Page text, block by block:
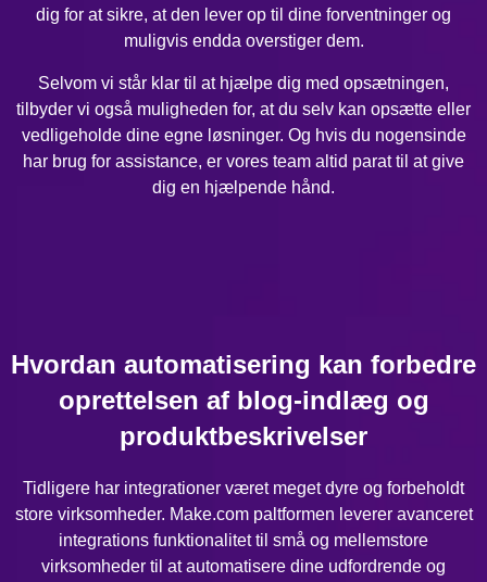
dig for at sikre, at den lever op til dine forventninger og
muligvis endda overstiger dem.
Selvom vi står klar til at hjælpe dig med opsætningen,
tilbyder vi også muligheden for, at du selv kan opsætte eller
vedligeholde dine egne løsninger. Og hvis du nogensinde
har brug for assistance, er vores team altid parat til at give
dig en hjælpende hånd.
Hvordan automatisering kan forbedre
oprettelsen af blog-indlæg og
produktbeskrivelser
Tidligere har integrationer været meget dyre og forbeholdt
store virksomheder. Make.com paltformen leverer avanceret
integrations funktionalitet til små og mellemstore
virksomheder til at automatisere dine udfordrende og